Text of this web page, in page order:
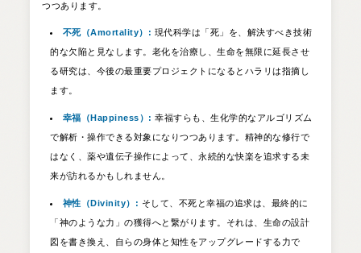
つつあります。
不死（Amortality）: 現代科学は「死」を、解決すべき技術
的な欠陥と見なします。老化を治療し、生命を無限に延長させ
る研究は、今後の最重要プロジェクトになるとハラリは指摘し
ます。
幸福（Happiness）: 幸福すらも、生化学的なアルゴリズム
で解析・操作できる対象になりつつあります。精神的な修行で
はなく、薬や遺伝子操作によって、永続的な快楽を追求する未
来が訪れるかもしれません。
神性（Divinity）: そして、不死と幸福の追求は、最終的に
「神のような力」の獲得へと繋がります。それは、生命の設計
図を書き換え、自らの身体と知性をアップグレードする力で